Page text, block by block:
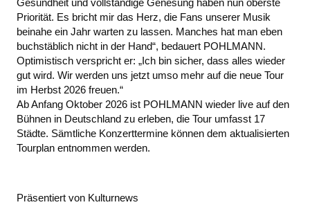
Gesundheit und vollständige Genesung haben nun oberste
Priorität. Es bricht mir das Herz, die Fans unserer Musik
beinahe ein Jahr warten zu lassen. Manches hat man eben
buchstäblich nicht in der Hand“, bedauert POHLMANN.
Optimistisch verspricht er: „Ich bin sicher, dass alles wieder
gut wird. Wir werden uns jetzt umso mehr auf die neue Tour
im Herbst 2026 freuen.“
Ab Anfang Oktober 2026 ist POHLMANN wieder live auf den
Bühnen in Deutschland zu erleben, die Tour umfasst 17
Städte. Sämtliche Konzerttermine können dem aktualisierten
Tourplan entnommen werden.
Präsentiert von Kulturnews